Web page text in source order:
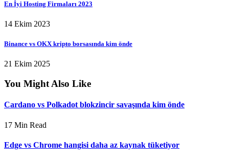
En İyi Hosting Firmaları 2023
14 Ekim 2023
Binance vs OKX kripto borsasında kim önde
21 Ekim 2025
You Might Also Like
Cardano vs Polkadot blokzincir savaşında kim önde
17 Min Read
Edge vs Chrome hangisi daha az kaynak tüketiyor